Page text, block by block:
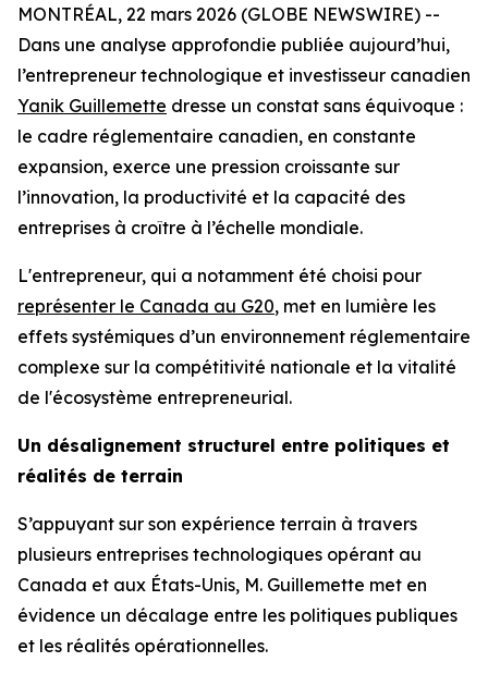
MONTRÉAL, 22 mars 2026 (GLOBE NEWSWIRE) --
Dans une analyse approfondie publiée aujourd’hui,
l’entrepreneur technologique et investisseur canadien
Yanik Guillemette dresse un constat sans équivoque :
le cadre réglementaire canadien, en constante
expansion, exerce une pression croissante sur
l’innovation, la productivité et la capacité des
entreprises à croître à l’échelle mondiale.
L'entrepreneur, qui a notamment été choisi pour
représenter le Canada au G20, met en lumière les
effets systémiques d’un environnement réglementaire
complexe sur la compétitivité nationale et la vitalité
de l'écosystème entrepreneurial.
Un désalignement structurel entre politiques et
réalités de terrain
S’appuyant sur son expérience terrain à travers
plusieurs entreprises technologiques opérant au
Canada et aux États-Unis, M. Guillemette met en
évidence un décalage entre les politiques publiques
et les réalités opérationnelles.